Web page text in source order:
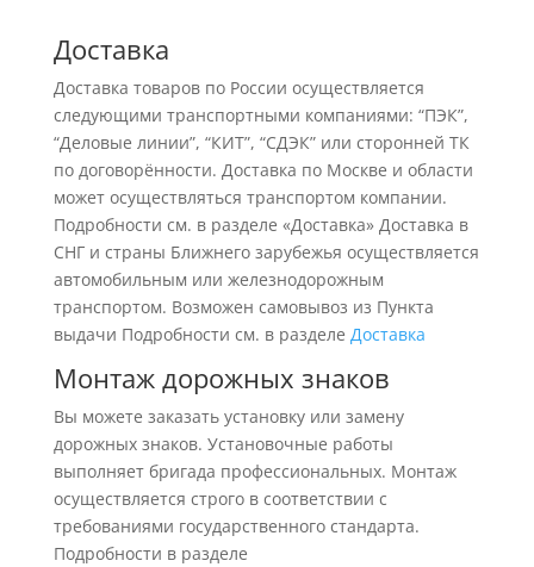
Доставка
Доставка товаров по России осуществляется
следующими транспортными компаниями: “ПЭК”,
“Деловые линии”, “КИТ”, “СДЭК” или сторонней ТК
по договорённости. Доставка по Москве и области
может осуществляться транспортом компании.
Подробности см. в разделе «Доставка» Доставка в
СНГ и страны Ближнего зарубежья осуществляется
автомобильным или железнодорожным
транспортом. Возможен самовывоз из Пункта
выдачи Подробности см. в разделе Доставка
Монтаж дорожных знаков
Вы можете заказать установку или замену
дорожных знаков. Установочные работы
выполняет бригада профессиональных. Монтаж
осуществляется строго в соответствии с
требованиями государственного стандарта.
Подробности в разделе